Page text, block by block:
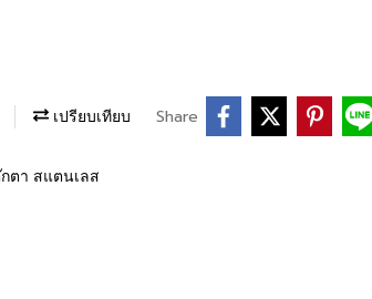
เปรียบเทียบ Share
ตา สแตนเลส